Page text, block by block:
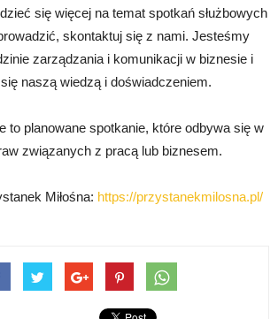
się więcej na temat spotkań służbowych
skontaktuj się z nami. Jesteśmy
zarządzania i komunikacji w biznesie i
naszą wiedzą i doświadczeniem.
to planowane spotkanie, które odbywa się w
związanych z pracą lub biznesem.
Miłośna: https://przystanekmilosna.pl/